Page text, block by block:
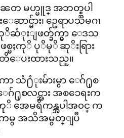
မဟ္မူဒ္ အဘတ္စ္အပါ
ာင္မ်ား၊ ဥေရာပသမဂၢ
ျဖတ္ခ်က္မွာ ေဒသ
စ္မႈကုိ ပုိမုိ ဆုိးရြား
ေပးထားသည္။
သံ႐ံုးမ်ားမွာ ေဂ်႐ုစ
ဂ်႐ုစလင္အား အစၥေရးက
အေမရိကန္အပါအ၀င္ က
မွ အသိအမွတ္ျပဳ